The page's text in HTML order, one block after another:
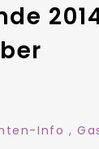
Info ,